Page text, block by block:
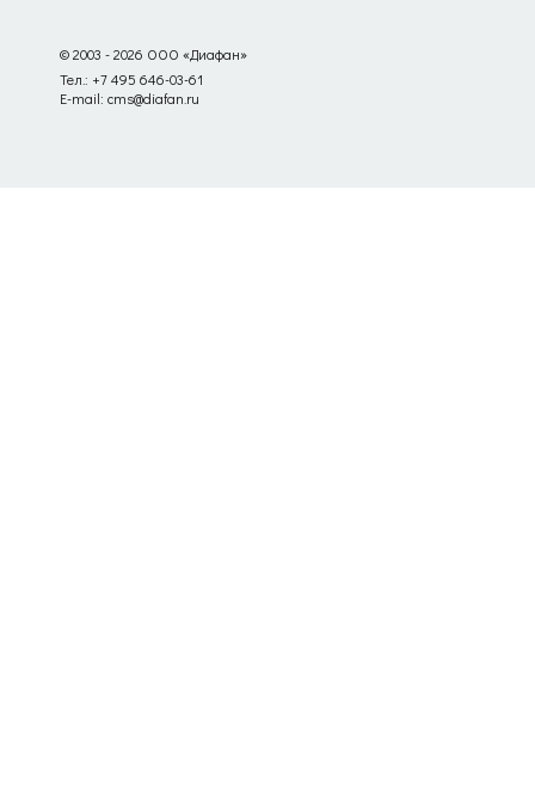
© 2003 - 2026 ООО «Диафан»
Тел.: +7 495 646-03-61
E-mail: cms@diafan.ru